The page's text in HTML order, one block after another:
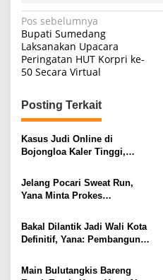
Navigasi
pos
Pos sebelumnya
Bupati Sumedang
Laksanakan Upacara
Peringatan HUT Korpri ke-
50 Secara Virtual
Posting Terkait
Kasus Judi Online di
Bojongloa Kaler Tinggi,
Keluarga
Jelang Pocari Sweat Run,
Yana Minta Prokes
Bakal Dilantik Jadi Wali Kota
Definitif, Yana: Pembangunan
Main Bulutangkis Bareng